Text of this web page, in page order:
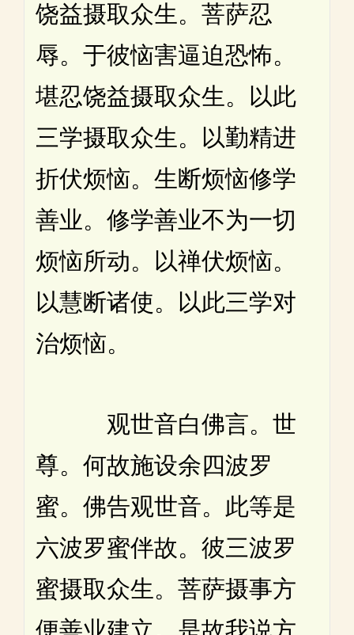
饶益摄取众生。菩萨忍
辱。于彼恼害逼迫恐怖。
堪忍饶益摄取众生。以此
三学摄取众生。以勤精进
折伏烦恼。生断烦恼修学
善业。修学善业不为一切
烦恼所动。以禅伏烦恼。
以慧断诸使。以此三学对
治烦恼。
观世音白佛言。世
尊。何故施设余四波罗
蜜。佛告观世音。此等是
六波罗蜜伴故。彼三波罗
蜜摄取众生。菩萨摄事方